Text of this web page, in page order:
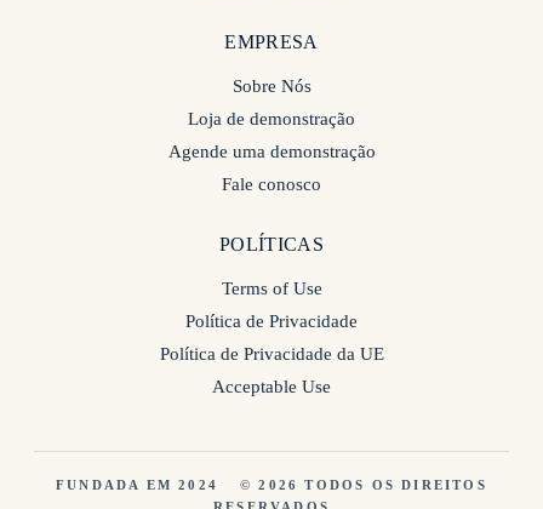
EMPRESA
Sobre Nós
Loja de demonstração
Agende uma demonstração
Fale conosco
POLÍTICAS
Terms of Use
Política de Privacidade
Política de Privacidade da UE
Acceptable Use
FUNDADA EM 2024
© 2026 TODOS OS DIREITOS